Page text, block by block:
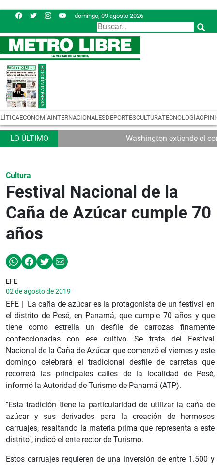
domingo, 09 agosto 2026
ECONOMÍAINTERNACIONALESDEPORTESCULTURATECNOLOGÍA
Washington extiende el
Cultura
Festival Nacional de la
Caña de Azúcar cumple 70
años
EFE
02 de agosto de 2019
EFE | La caña de azúcar es la protagonista de un festival en
el distrito de Pesé, en Panamá, que cumple 70 años y que
tiene como estrella un desfile de carrozas finamente
confeccionadas con ese cultivo. Se trata del Festival
Nacional de la Caña de Azúcar que comenzó el viernes y este
domingo celebrará el tradicional desfile de carretas que
recorrerá las principales calles de la localidad de Pesé,
informó la Autoridad de Turismo de Panamá (ATP).
"Esta tradición tiene la particularidad de utilizar la caña de
azúcar y sus derivados para la creación de hermosos
carruajes, resaltando la materia prima que representa a este
distrito", indicó el ente rector de Turismo.
Estos carruajes requieren de una inversión de entre 1.500 y